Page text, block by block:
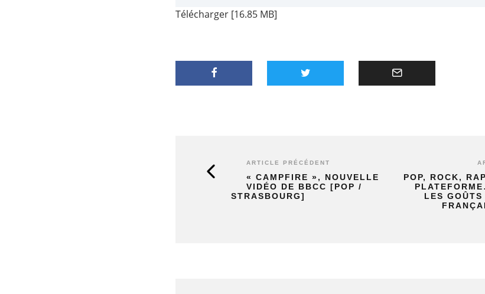
Télécharger [16.85 MB]
ARTICLE PRÉCÉDENT
« CAMPFIRE », NOUVELLE
VIDÉO DE BBCC [POP /
STRASBOURG]
POP, ROCK,
LES